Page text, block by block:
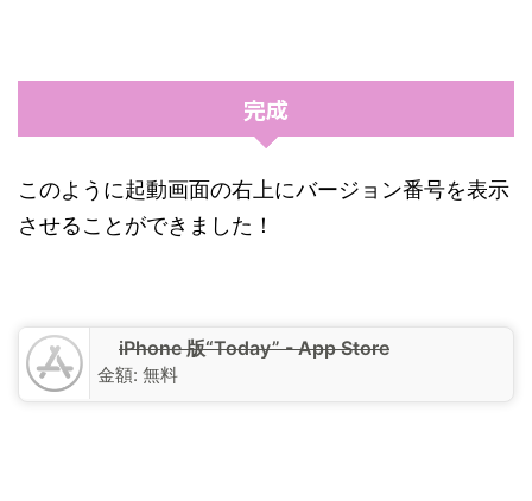
完成
このように起動画面の右上にバージョン番号を表示
させることができました！
iPhone 版“Today” - App Store
金額: 無料